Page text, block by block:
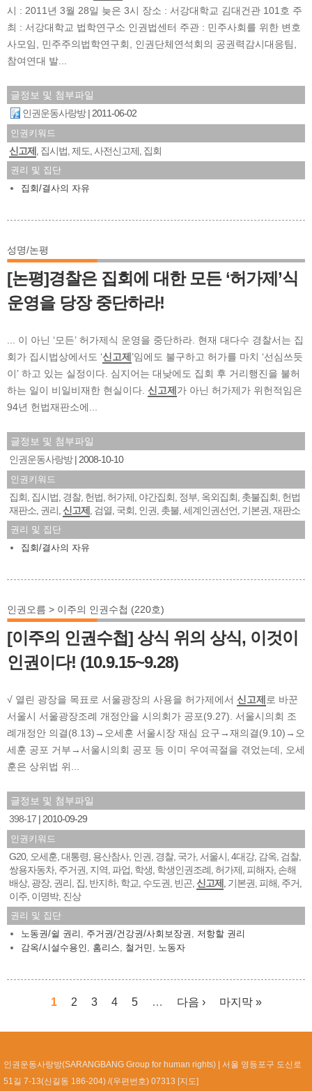
시 : 2011년 3월 28일 늦은 3시 장소 : 서강대학교 김대건관 101호 주
최 : 서강대학교 법학연구소 인권법센터 주관 : 민주사회를 위한 변호
사모임, 민주주의법학연구회, 인권단체연석회의 공권력감시대응팀,
참여연대 발...
글정보 및 첨부파일
인권운동사랑방
2011-06-02
인권키워드
신고제 집시법 제도 사전신고제 집회
권리 및 집단
집회/결사의 자유
성명/논평
[논평]경찰은 집회에 대한 모든 ‘허가제’식
운영을 당장 중단하라!
... 이 아닌 ‘모든’ 허가제식 운영을 중단하라. 현재 대다수 경찰서는 집
회가 집시법상에서도 ‘신고제 ’임에도 불구하고 허가를 마치 ‘선심쓰듯
이’ 하고 있는 실정이다. 심지어는 대낮에도 집회 후 거리행진을 불허
하는 일이 비일비재한 현실이다. 신고제 가 아닌 허가제가 위헌적임은
94년 헌법재판소에...
글정보 및 첨부파일
인권운동사랑방
2008-10-10
인권키워드
집회 집시법 경찰, 헌법 허가제 야간집회 정부 옥외집회 촛불집회 헌법
재판소 권리 신고제 검열 국회 인권 촛불 세계인권선언 기본권 재판소
권리 및 집단
집회/결사의 자유
인권오름 > 이주의 인권수첩 (220호)
[이주의 인권수첩] 상식 위의 상식, 이것이
인권이다! (10.9.15~9.28)
√ 열린 광장을 목표로 서울광장의 사용을 허가제에서 신고제 로 바꾼
서울시 서울광장조례 개정안을 시의회가 공포(9.27). 서울시의회 조
례개정안 의결(8.13)→오세훈 서울시장 재심 요구→재의결(9.10)→오
세훈 공포 거부→서울시의회 공포 등 이미 우여곡절을 겪었는데, 오세
훈은 상위법 위...
글정보 및 첨부파일
398-17
2010-09-29
인권키워드
G20, 오세훈 대통령 용산참사, 인권 경찰, 국가, 서울시 4대강, 감옥 검찰,
쌍용자동차, 주거권 지역 파업 학생 학생인권조례 허가제 피해자, 손해
배상, 광장, 권리 집 반지하, 학교 수도권 빈곤 신고제 기본권 피해 주거
이주 이명박, 진상
권리 및 집단
노동권/쉴 권리
주거권/건강권/사회보장권
저항할 권리
감옥/시설수용인
홈리스 철거민 노동자
페이지
1 2 3 4 5 … 다음 › 마지막 »
인권운동사랑방(SARANGBANG Group for human rights)
서울 영등포구 도신로
51길 7-13(신길동 186-204) /(우편번호) 07313 [지도]